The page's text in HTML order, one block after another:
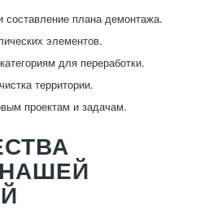
составление плана демонтажа.
элементов.
для переработки.
территории.
проектам и задачам.